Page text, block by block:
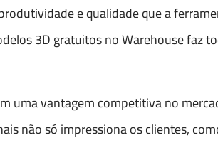
e qualidade que a
3D gratuitos no Warehouse faz
uma vantagem competitiva no
não só impressiona os clientes,